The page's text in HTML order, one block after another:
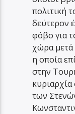
πολιτική
δεύτερον
φόβο για
χώρα μετά
η οποία
στην
των